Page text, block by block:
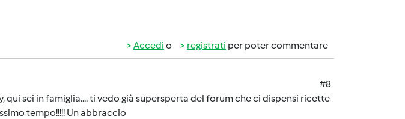
Accedi o registrati per poter commentare
#8
qui sei in famiglia.... ti vedo già supersperta del forum che ci dispensi ricette
tempo!!!!! Un abbraccio